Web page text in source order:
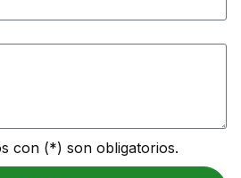
con (*) son obligatorios.